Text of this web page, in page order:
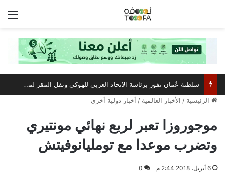
سلطنة عُمان تفوز برئاسة الاتحاد العربي للهوكي ونقل المقر لمسقط
الرئيسية / الأخبار العالمية / أخبار دولية أخرى
موجوروزا تعبر لربع نهائي مونتيري
وتضرب موعدا مع تومليانوفيتش
6 أبريل، 2018 2:44 م 0